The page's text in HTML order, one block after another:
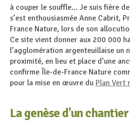
à couper le souffle… Je suis fière
s’est enthousiasmée Anne Cabrit,
France Nature, lors de son
Ce site vient donner aux 200 000
l’agglomération argenteuillaise un
proximité, en lieu et place d’une
confirme Île-de-France Nature
pour la mise en œuvre du Plan Vert
La genèse d’un